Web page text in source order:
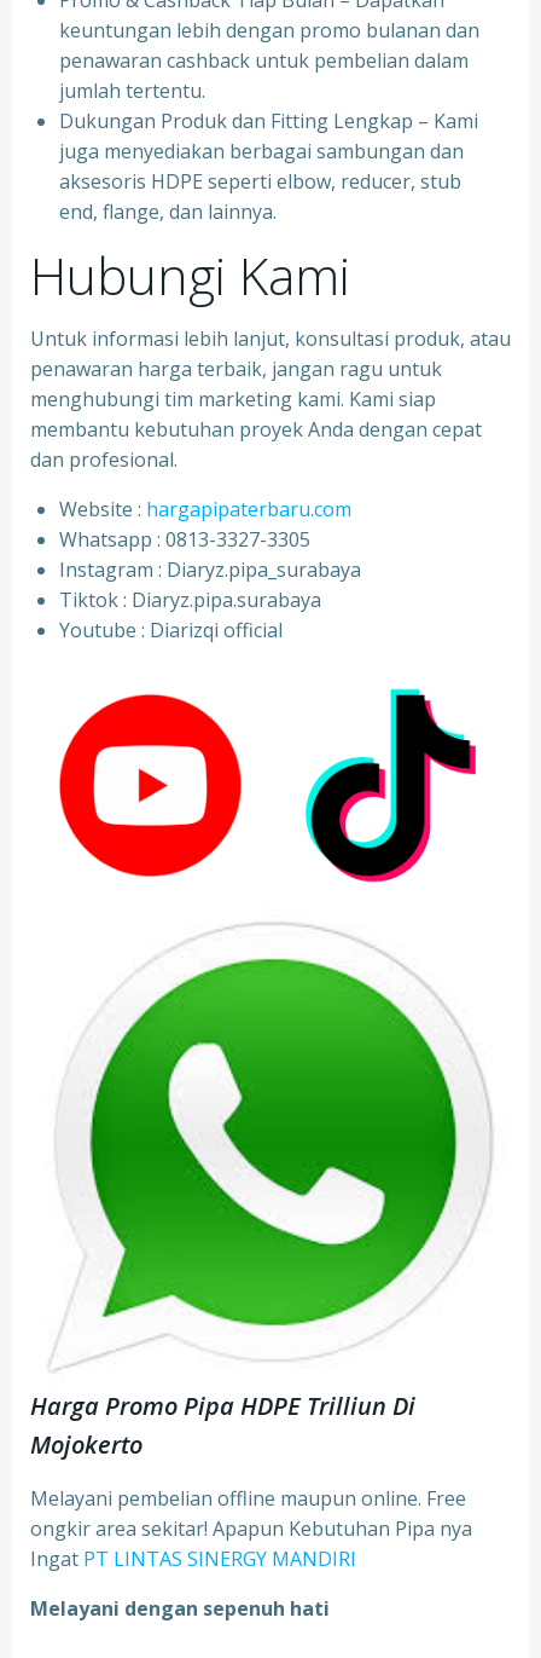
keuntungan lebih dengan promo bulanan dan
penawaran cashback untuk pembelian dalam
jumlah tertentu.
Dukungan Produk dan Fitting Lengkap – Kami
juga menyediakan berbagai sambungan dan
aksesoris HDPE seperti elbow, reducer, stub
end, flange, dan lainnya.
Hubungi Kami
Untuk informasi lebih lanjut, konsultasi produk, atau
penawaran harga terbaik, jangan ragu untuk
menghubungi tim marketing kami. Kami siap
membantu kebutuhan proyek Anda dengan cepat
dan profesional.
Website : hargapipaterbaru.com
Whatsapp : 0813-3327-3305
⁠Instagram : Diaryz.pipa_surabaya
⁠Tiktok : Diaryz.pipa.surabaya
⁠Youtube : Diarizqi official
Harga Promo Pipa HDPE Trilliun Di
Mojokerto
Melayani pembelian offline maupun online. Free
ongkir area sekitar! Apapun Kebutuhan Pipa nya
Ingat PT LINTAS SINERGY MANDIRI
Melayani dengan sepenuh hati